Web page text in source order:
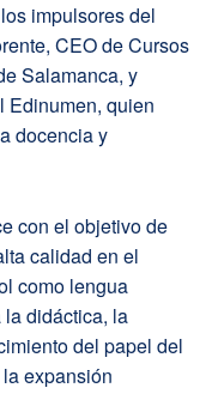
impulsores del
CEO de Cursos
Salamanca, y
Edinumen, quien
docencia y
con el objetivo de
calidad en el
como lengua
didáctica, la
del papel del
expansión